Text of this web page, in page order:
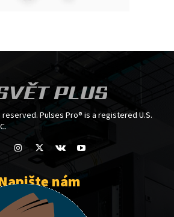
PLUS
reserved. Pulses Pro® is a registered U.S.
nám